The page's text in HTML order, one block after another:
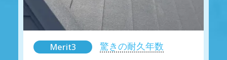
Merit3 驚きの耐久年数